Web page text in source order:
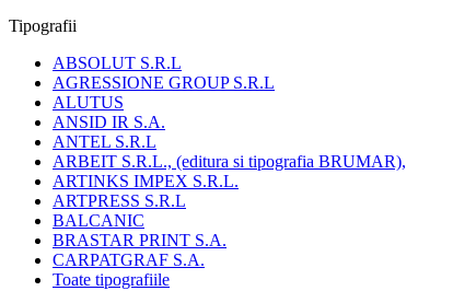
Tipografii
ABSOLUT S.R.L
AGRESSIONE GROUP S.R.L
ALUTUS
ANSID IR S.A.
ANTEL S.R.L
ARBEIT S.R.L., (editura si tipografia BRUMAR),
ARTINKS IMPEX S.R.L.
ARTPRESS S.R.L
BALCANIC
BRASTAR PRINT S.A.
CARPATGRAF S.A.
Toate tipografiile